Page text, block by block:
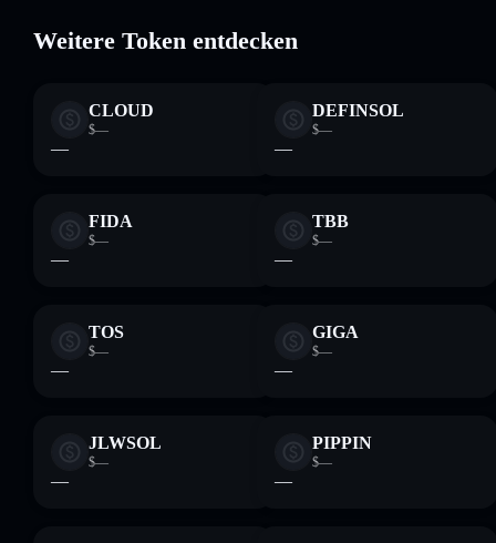
Weitere Token entdecken
CLOUD
$—
—
DEFINSOL
$—
—
FIDA
$—
—
TBB
$—
—
TOS
$—
—
GIGA
$—
—
JLWSOL
$—
—
PIPPIN
$—
—